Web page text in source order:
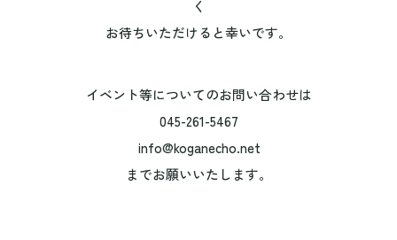
く
お待ちいただけると幸いです。
イベント等についてのお問い合わせは
045-261-5467
info@koganecho.net
までお願いいたします。